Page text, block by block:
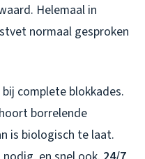
Helemaal in
normaal gesproken
complete blokkades.
borrelende
is biologisch te laat.